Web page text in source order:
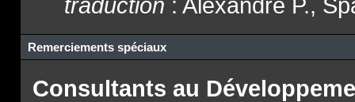
traduction : Alexandre P.,
Remerciements spéciaux
Consultants au